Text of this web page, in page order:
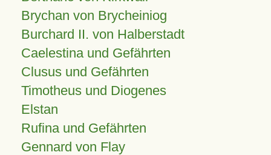
Brychan von Brycheiniog
Burchard II. von Halberstadt
Caelestina und Gefährten
Clusus und Gefährten
Timotheus und Diogenes
Elstan
Rufina und Gefährten
Gennard von Flay